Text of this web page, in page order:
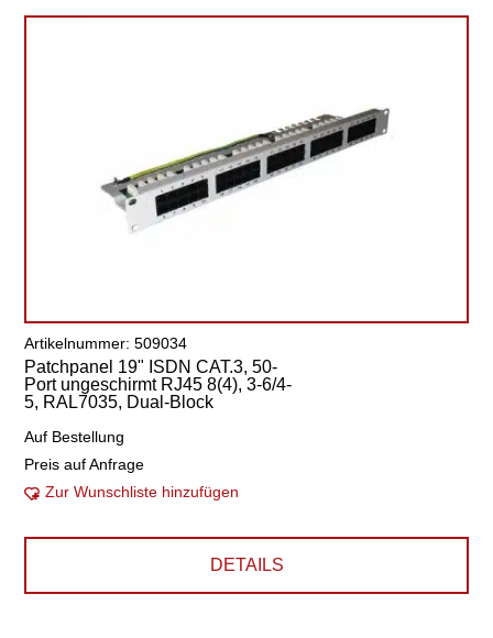
Artikelnummer: 509034
Patchpanel 19" ISDN CAT.3, 50-
Port ungeschirmt RJ45 8(4), 3-6/4-
5, RAL7035, Dual-Block
Auf Bestellung
Preis auf Anfrage
Zur Wunschliste hinzufügen
DETAILS